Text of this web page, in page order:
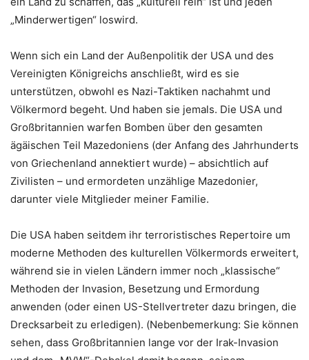
„Minderwertigen“ loswird.
Wenn sich ein Land der Außenpolitik der USA und des
Vereinigten Königreichs anschließt, wird es sie
unterstützen, obwohl es Nazi-Taktiken nachahmt und
Völkermord begeht. Und haben sie jemals. Die USA und
Großbritannien warfen Bomben über den gesamten
ägäischen Teil Mazedoniens (der Anfang des Jahrhunderts
von Griechenland annektiert wurde) – absichtlich auf
Zivilisten – und ermordeten unzählige Mazedonier,
darunter viele Mitglieder meiner Familie.
Die USA haben seitdem ihr terroristisches Repertoire um
moderne Methoden des kulturellen Völkermords erweitert,
während sie in vielen Ländern immer noch „klassische“
Methoden der Invasion, Besetzung und Ermordung
anwenden (oder einen US-Stellvertreter dazu bringen, die
Drecksarbeit zu erledigen). (Nebenbemerkung: Sie können
sehen, dass Großbritannien lange vor der Irak-Invasion